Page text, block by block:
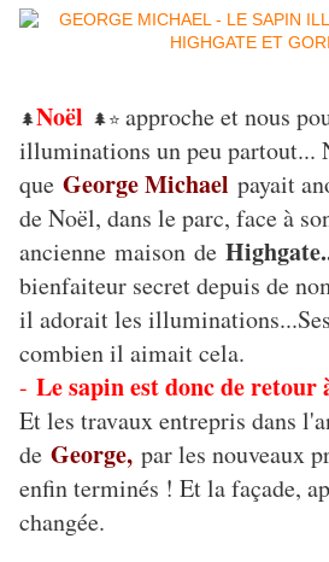
🌲Noël 🌲⭐ approche et nous
illuminations un peu partout...
que George Michael payait
de Noël, dans le parc, face à
ancienne maison de
bienfaiteur secret depuis de
il adorait les
combien il aimait cela.
- Le sapin est donc de retour
Et les travaux entrepris dans
de George, par les nouveaux
enfin terminés ! Et la façade,
changée.